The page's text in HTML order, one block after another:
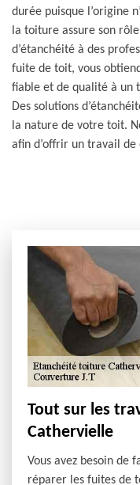
durée puisque l’origine
la toiture assure son
d’étanchéité à des
fuite de toit, vous
fiable et de qualité à un
Des solutions
la nature de votre toit.
afin d’offrir un travail de
Tout sur les
Cathervielle
Vous avez besoin de
réparer les fuites de